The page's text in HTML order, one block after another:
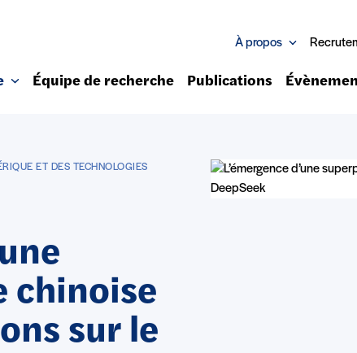
À propos
Équipe de recherche Publications
ET DES TECHNOLOGIES
chinoise
sur le